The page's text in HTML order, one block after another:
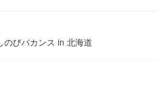
のびバカンス in 北海道